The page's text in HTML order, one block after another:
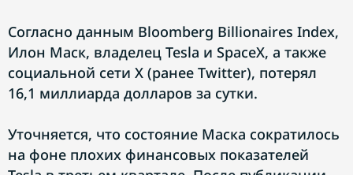
Согласно данным Bloomberg Billionaires Index,
Илон Маск, владелец Tesla и SpaceX, а также
социальной сети X (ранее Twitter), потерял
16,1 миллиарда долларов за сутки.
Уточняется, что состояние Маска сократилось
на фоне плохих финансовых показателей